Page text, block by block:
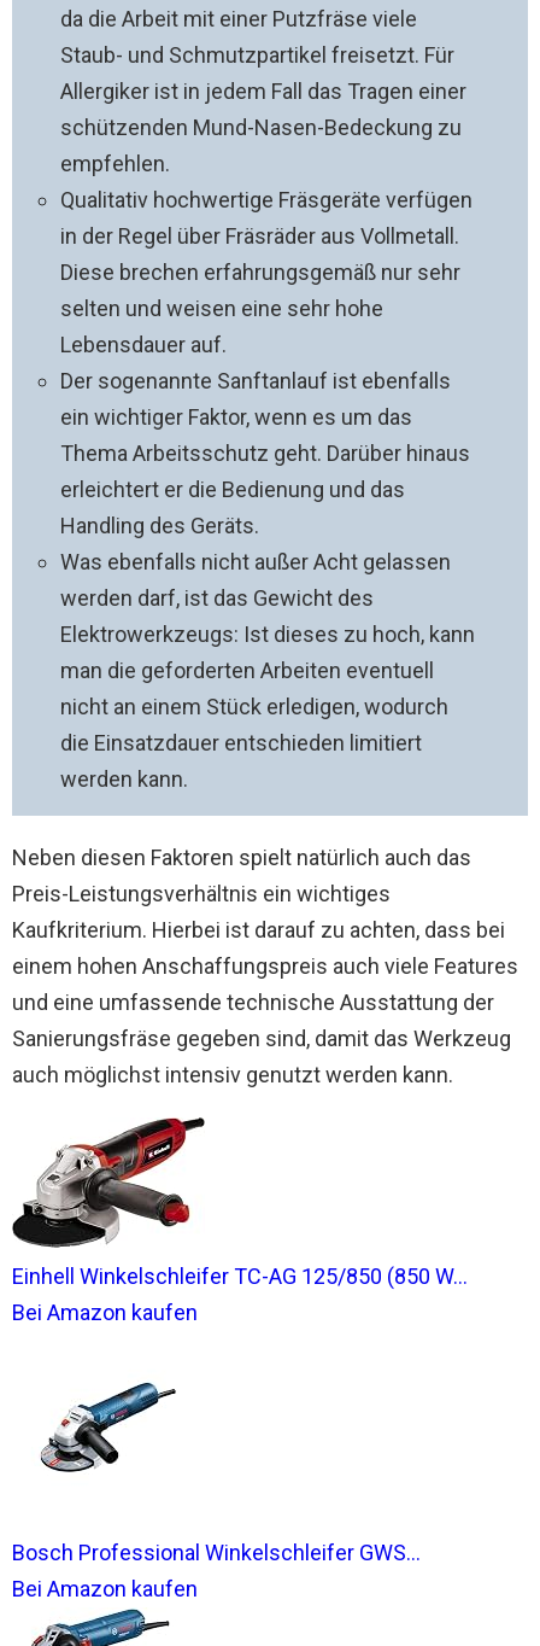
da die Arbeit mit einer Putzfräse viele
Staub- und Schmutzpartikel freisetzt. Für
Allergiker ist in jedem Fall das Tragen einer
schützenden Mund-Nasen-Bedeckung zu
empfehlen.
Qualitativ hochwertige Fräsgeräte verfügen
in der Regel über Fräsräder aus Vollmetall.
Diese brechen erfahrungsgemäß nur sehr
selten und weisen eine sehr hohe
Lebensdauer auf.
Der sogenannte Sanftanlauf ist ebenfalls
ein wichtiger Faktor, wenn es um das
Thema Arbeitsschutz geht. Darüber hinaus
erleichtert er die Bedienung und das
Handling des Geräts.
Was ebenfalls nicht außer Acht gelassen
werden darf, ist das Gewicht des
Elektrowerkzeugs: Ist dieses zu hoch, kann
man die geforderten Arbeiten eventuell
nicht an einem Stück erledigen, wodurch
die Einsatzdauer entschieden limitiert
werden kann.
Neben diesen Faktoren spielt natürlich auch das
Preis-Leistungsverhältnis ein wichtiges
Kaufkriterium. Hierbei ist darauf zu achten, dass bei
einem hohen Anschaffungspreis auch viele Features
und eine umfassende technische Ausstattung der
Sanierungsfräse gegeben sind, damit das Werkzeug
auch möglichst intensiv genutzt werden kann.
Einhell Winkelschleifer TC-AG 125/850 (850 W...
Bei Amazon kaufen
Bosch Professional Winkelschleifer GWS...
Bei Amazon kaufen